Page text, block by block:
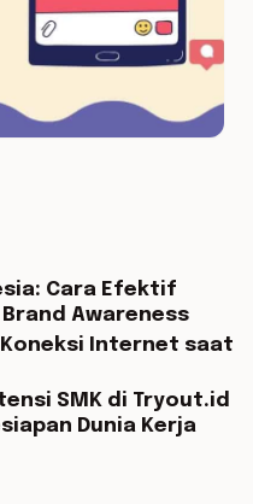
Cara Efektif
Awareness
Internet saat
SMK di Tryout.id
Dunia Kerja